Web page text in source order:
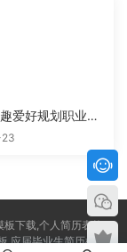
爱好规划职业走
下载,个人简历表格
,应届毕业生简历模板,